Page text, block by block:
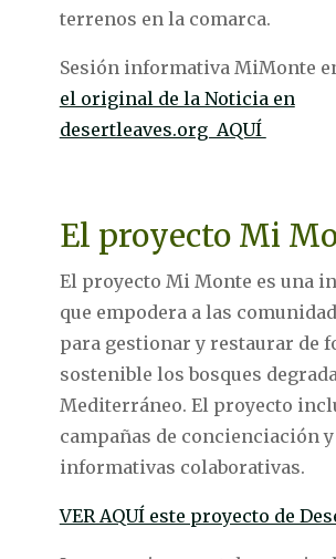
terrenos en la comarca.
Sesión informativa MiMonte
el original de la Noticia en
desertleaves.org AQUÍ
El proyecto Mi
El proyecto Mi Monte es una
que empodera a las
para gestionar y restaurar de
sostenible los bosques
Mediterráneo. El proyecto
campañas de concienciación
informativas colaborativas.
VER AQUÍ este proyecto de